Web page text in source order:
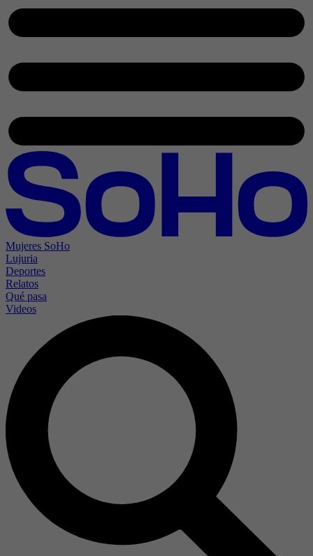
Mujeres SoHo
Lujuria
Deportes
Relatos
Qué pasa
Videos